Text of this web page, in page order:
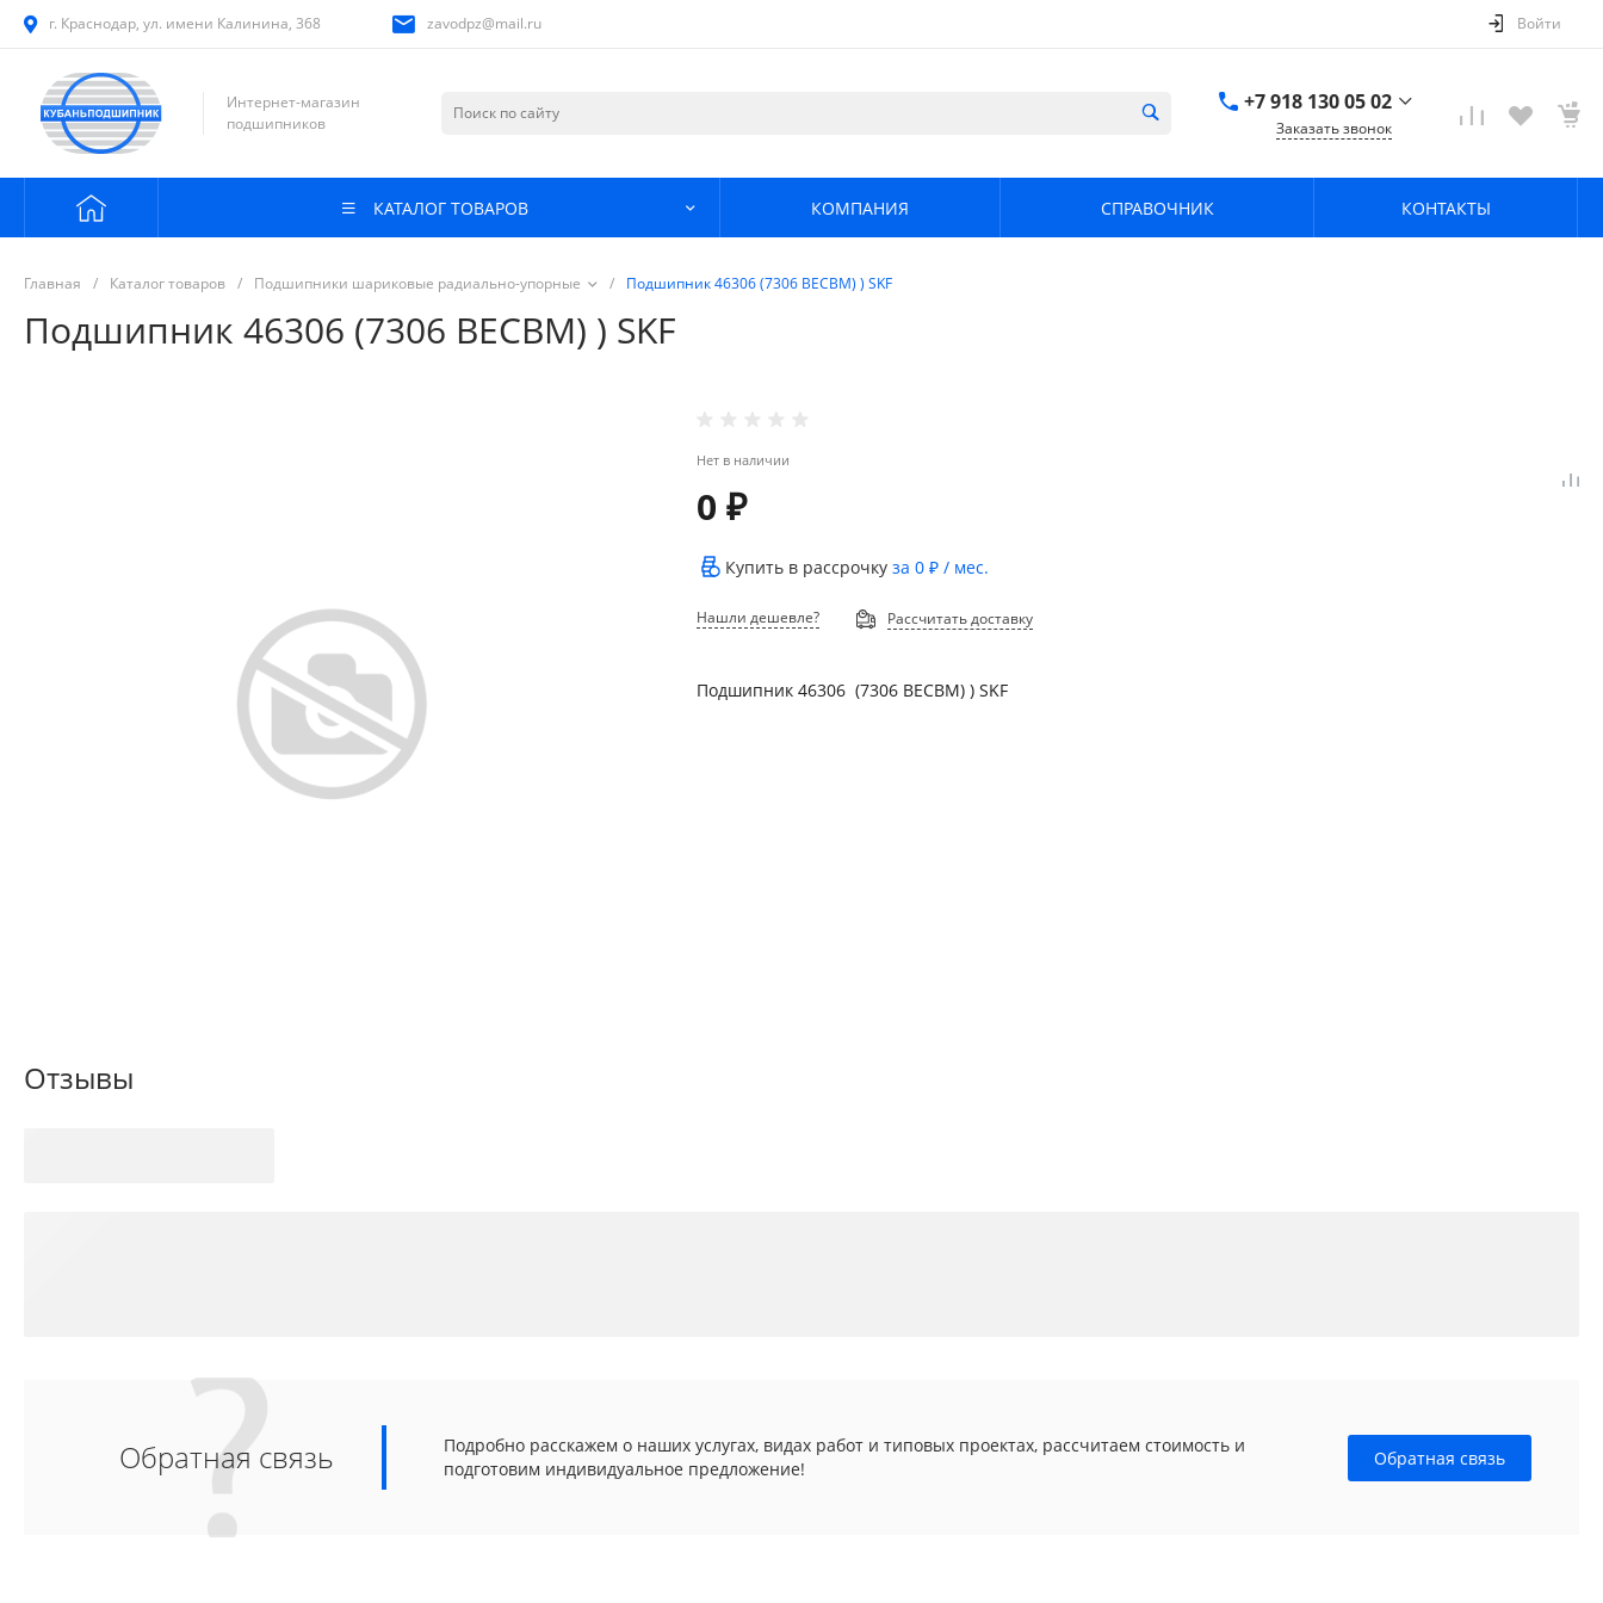
г. Краснодар, ул. имени Калинина, 368 zavodpz@mail.ru Войти
Интернет-магазин
подшипников
+7 918 130 05 02
Заказать звонок
КАТАЛОГ ТОВАРОВ КОМПАНИЯ СПРАВОЧНИК КОНТАКТЫ
Главная / Каталог товаров / Подшипники шариковые радиально-упорные / Подшипник 46306 (7306 BECBM) ) SKF
Подшипник 46306 (7306 BECBM) ) SKF
Нет в наличии
0 ₽
Купить в рассрочкуза0 ₽ / мес.
Нашли дешевле? Рассчитать доставку
Подшипник 46306 (7306 BECBM) ) SKF
Отзывы
Обратная связь
Подробно расскажем о наших услугах, видах работ и типовых проектах, рассчитаем стоимость и
подготовим индивидуальное предложение!
Обратная связь